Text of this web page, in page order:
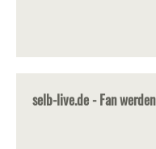
selb-live.de - Fan werden